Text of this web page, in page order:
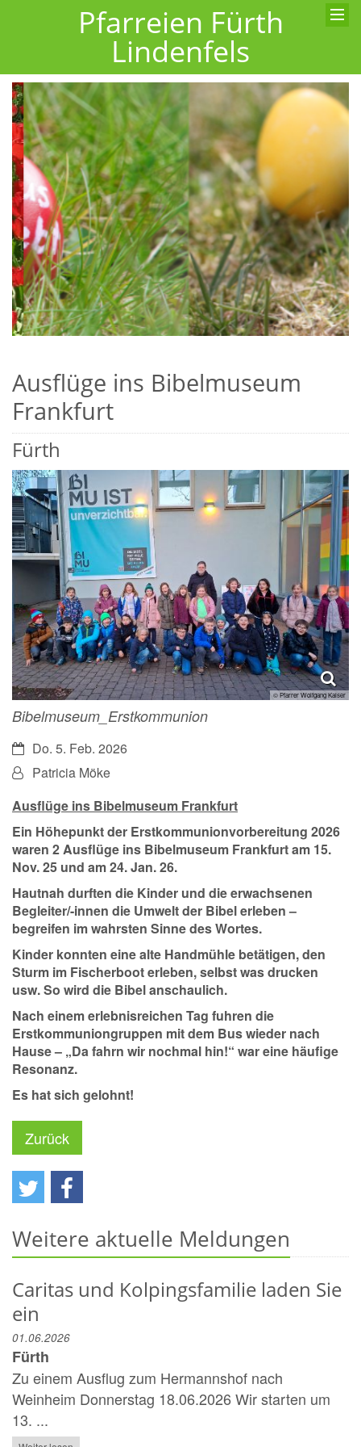
Pfarreien Fürth
Lindenfels
Ausflüge ins Bibelmuseum
Frankfurt
Fürth
© Pfarrer Wolfgang Kaiser
Bibelmuseum_Erstkommunion
Datum:Do. 5. Feb. 2026
Von:Patricia Möke
Ausflüge ins Bibelmuseum Frankfurt
Ein Höhepunkt der Erstkommunionvorbereitung 2026
waren 2 Ausflüge ins Bibelmuseum Frankfurt am 15.
Nov. 25 und am 24. Jan. 26.
Hautnah durften die Kinder und die erwachsenen
Begleiter/-innen die Umwelt der Bibel erleben –
begreifen im wahrsten Sinne des Wortes.
Kinder konnten eine alte Handmühle betätigen, den
Sturm im Fischerboot erleben, selbst was drucken
usw. So wird die Bibel anschaulich.
Nach einem erlebnisreichen Tag fuhren die
Erstkommuniongruppen mit dem Bus wieder nach
Hause – „Da fahrn wir nochmal hin!“ war eine häufige
Resonanz.
Es hat sich gelohnt!
Zurück
Weitere aktuelle Meldungen
Caritas und Kolpingsfamilie laden Sie
ein
01.06.2026
Fürth
Zu einem Ausflug zum Hermannshof nach
Weinheim Donnerstag 18.06.2026 Wir starten um
13. ...